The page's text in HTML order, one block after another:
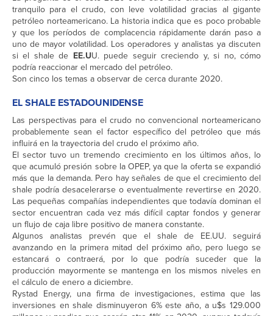
tranquilo para el crudo, con leve volatilidad gracias al gigante
petróleo norteamericano. La historia indica que es poco probable
y que los períodos de complacencia rápidamente darán paso a
uno de mayor volatilidad. Los operadores y analistas ya discuten
si el shale de EE.UU. puede seguir creciendo y, si no, cómo
podría reaccionar el mercado del petróleo.
Son cinco los temas a observar de cerca durante 2020.
EL SHALE ESTADOUNIDENSE
Las perspectivas para el crudo no convencional norteamericano
probablemente sean el factor específico del petróleo que más
influirá en la trayectoria del crudo el próximo año.
El sector tuvo un tremendo crecimiento en los últimos años, lo
que acumuló presión sobre la OPEP, ya que la oferta se expandió
más que la demanda. Pero hay señales de que el crecimiento del
shale podría desacelerarse o eventualmente revertirse en 2020.
Las pequeñas compañías independientes que todavía dominan el
sector encuentran cada vez más difícil captar fondos y generar
un flujo de caja libre positivo de manera constante.
Algunos analistas prevén que el shale de EE.UU. seguirá
avanzando en la primera mitad del próximo año, pero luego se
estancará o contraerá, por lo que podría suceder que la
producción mayormente se mantenga en los mismos niveles en
el cálculo de enero a diciembre.
Rystad Energy, una firma de investigaciones, estima que las
inversiones en shale disminuyeron 6% este año, a u$s 129.000